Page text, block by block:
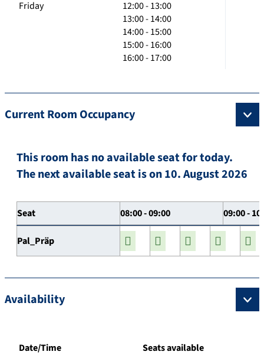
Friday
12:00 - 13:00
13:00 - 14:00
14:00 - 15:00
15:00 - 16:00
16:00 - 17:00
Current Room Occupancy
This room has no available seat for today.
The next available seat is on 10. August 2026
Seat 08:00 - 09:00 09:00 -
Pal_Präp
Availability
Date/Time Seats available